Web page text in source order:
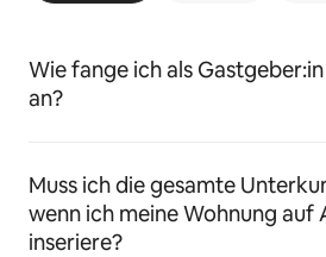
Wie fange ich als
an?
Muss ich die gesamte
wenn ich meine Wohnung auf
inseriere?